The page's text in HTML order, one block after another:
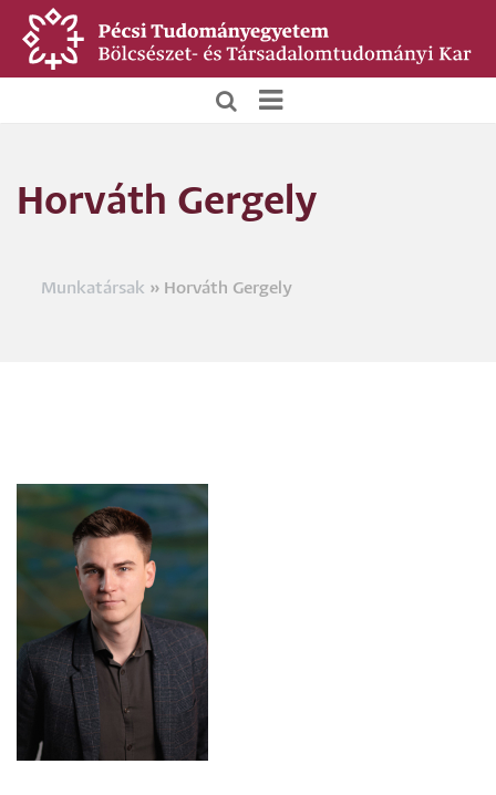
Ugrás
tartalomra
Főoldali
Horváth Gergely
Munkatársak Horváth Gergely